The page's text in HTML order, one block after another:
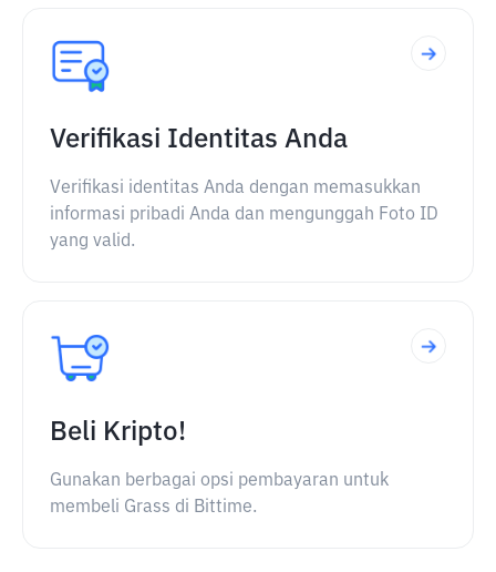
Verifikasi Identitas Anda
Verifikasi identitas Anda dengan memasukkan
informasi pribadi Anda dan mengunggah Foto ID
yang valid.
Beli Kripto!
Gunakan berbagai opsi pembayaran untuk
membeli Grass di Bittime.